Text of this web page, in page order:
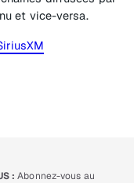
et vice-versa.
: Abonnez-vous au